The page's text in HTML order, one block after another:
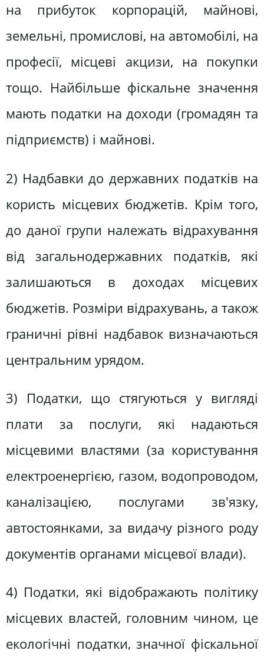
на прибуток корпорацій, майнові,
земельні, промислові, на автомобілі, на
професії, місцеві акцизи, на покупки
тощо. Найбільше фіскальне значення
мають податки на доходи (громадян та
підприємств) і майнові.
2) Надбавки до державних податків на
користь місцевих бюджетів. Крім того,
до даної групи належать відрахування
від загальнодержавних податків, які
залишаються в доходах місцевих
бюджетів. Розміри відрахувань, а також
граничні рівні надбавок визначаються
центральним урядом.
3) Податки, що стягуються у вигляді
плати за послуги, які надаються
місцевими властями (за користування
електроенергією, газом, водопроводом,
каналізацією, послугами зв'язку,
автостоянками, за видачу різного роду
документів органами місцевої влади).
4) Податки, які відображають політику
місцевих властей, головним чином, це
екологічні податки, значної фіскальної